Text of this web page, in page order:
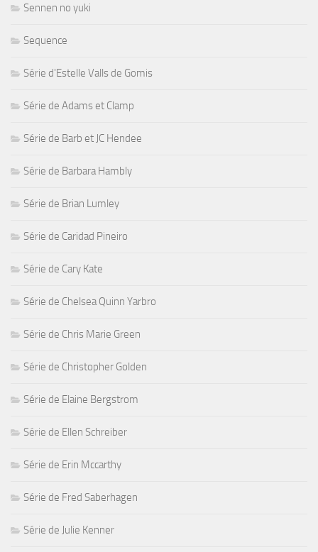
Sennen no yuki
Sequence
Série d'Estelle Valls de Gomis
Série de Adams et Clamp
Série de Barb et JC Hendee
Série de Barbara Hambly
Série de Brian Lumley
Série de Caridad Pineiro
Série de Cary Kate
Série de Chelsea Quinn Yarbro
Série de Chris Marie Green
Série de Christopher Golden
Série de Elaine Bergstrom
Série de Ellen Schreiber
Série de Erin Mccarthy
Série de Fred Saberhagen
Série de Julie Kenner